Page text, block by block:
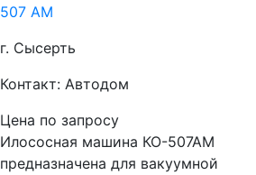
507 АМ
г. Сысерть
Контакт: Автодом
Цена по запросу
Илососная машина КО-507АМ
предназначена для вакуумной